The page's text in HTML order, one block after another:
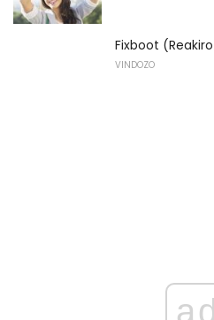
Fixboot
VINDOZO
ad